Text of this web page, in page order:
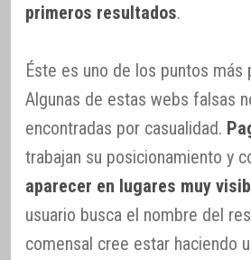
primeros resultados.
Éste es uno de los puntos más
Algunas de estas webs falsas
encontradas por casualidad.
trabajan su posicionamiento y
aparecer en lugares muy
usuario busca el nombre del
comensal cree estar haciendo